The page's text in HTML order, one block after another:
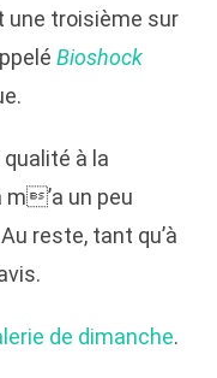
une troisième sur
Bioshock
qualité à la
m’a un peu
reste, tant qu’à
de dimanche.